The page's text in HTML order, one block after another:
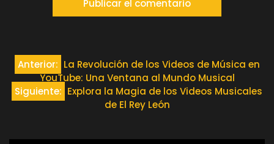
Navegación
de
Anterior: La Revolución de los Videos de Música en
YouTube: Una Ventana al Mundo Musical
Siguiente: Explora la Magia de los Videos Musicales
de El Rey León